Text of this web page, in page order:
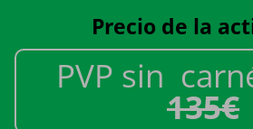
Precio de la
PVP sin
135€